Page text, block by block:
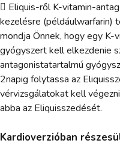
 Eliquis-ről K-vitamin-
kezelésre (példáulwarfarin)
mondja Önnek, hogy egy
gyógyszert kell elkezdenie
antagonistatartalmú
2napig folytassa az
vérvizsgálatokat kell
abba az Eliquisszedését.
Kardioverzióban